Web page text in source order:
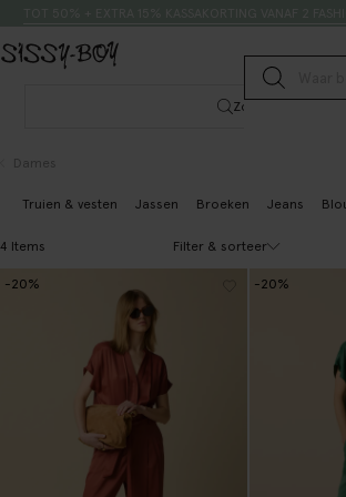
Submit
Zoeken
Dames
Truien & vesten Jassen Broeken Jeans
4 Items Filter & sorteer
-20% -20%